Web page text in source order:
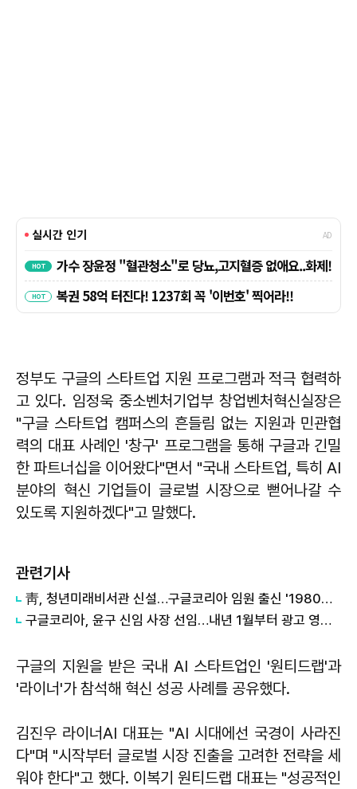
정부도 구글의 스타트업 지원 프로그램과 적극 협력하
고 있다. 임정욱 중소벤처기업부 창업벤처혁신실장은
"구글 스타트업 캠퍼스의 흔들림 없는 지원과 민관협
력의 대표 사례인 '창구' 프로그램을 통해 구글과 긴밀
한 파트너십을 이어왔다"면서 "국내 스타트업, 특히 AI
분야의 혁신 기업들이 글로벌 시장으로 뻗어나갈 수
있도록 지원하겠다"고 말했다.
관련기사
靑, 청년미래비서관 신설…구글코리아 임원 출신 '1980년생' 임명
구글코리아, 윤구 신임 사장 선임…내년 1월부터 광고 영업 총괄
구글의 지원을 받은 국내 AI 스타트업인 '원티드랩'과
'라이너'가 참석해 혁신 성공 사례를 공유했다.
김진우 라이너AI 대표는 "AI 시대에선 국경이 사라진
다"며 "시작부터 글로벌 시장 진출을 고려한 전략을 세
워야 한다"고 했다. 이복기 원티드랩 대표는 "성공적인